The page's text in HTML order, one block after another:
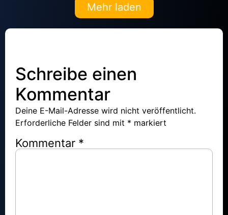
Mehr laden
Schreibe einen
Kommentar
Deine E-Mail-Adresse wird nicht veröffentlicht.
Erforderliche Felder sind mit * markiert
Kommentar *